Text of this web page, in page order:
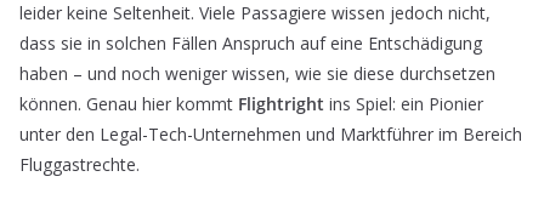
leider keine Seltenheit. Viele Passagiere wissen jedoch nicht,
dass sie in solchen Fällen Anspruch auf eine Entschädigung
haben – und noch weniger wissen, wie sie diese durchsetzen
können. Genau hier kommt Flightright ins Spiel: ein Pionier
unter den Legal-Tech-Unternehmen und Marktführer im Bereich
Fluggastrechte.